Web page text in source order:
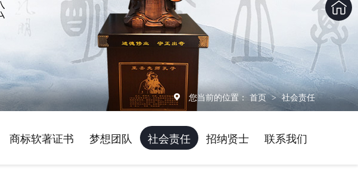
您当前的位置： 首页 > 社会责任
商标软著证书 梦想团队 社会责任 招纳贤士 联系我们